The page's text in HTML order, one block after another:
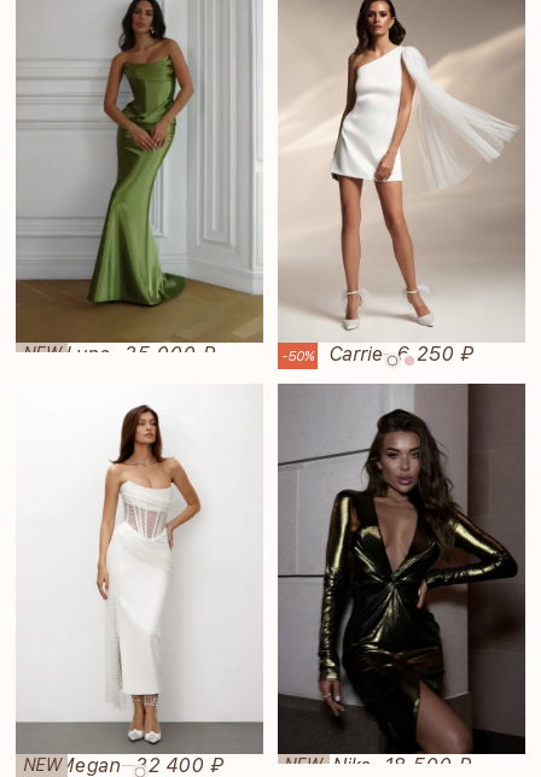
NEWLuna 35 000 ₽ -50% Carrie—6 250 ₽
NEWMegan—32 400 ₽ NEW Nika 18 500 ₽